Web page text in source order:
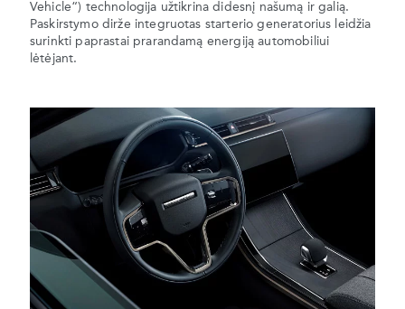
Vehicle“) technologija užtikrina didesnį našumą ir galią.
Paskirstymo dirže integruotas starterio generatorius leidžia
surinkti paprastai prarandamą energiją automobiliui
lėtėjant.